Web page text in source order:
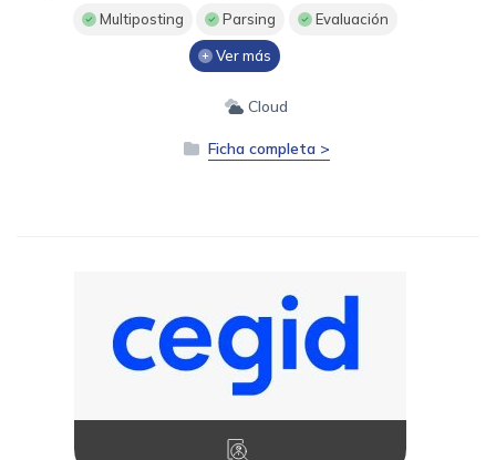
Multiposting Parsing Evaluación
Ver más
Cloud
Ficha completa >